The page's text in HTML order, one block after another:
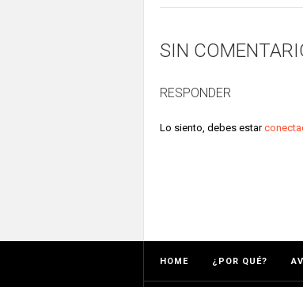
SIN
RESPONDER
Lo siento, debes estar
HOME ¿POR QUÉ?